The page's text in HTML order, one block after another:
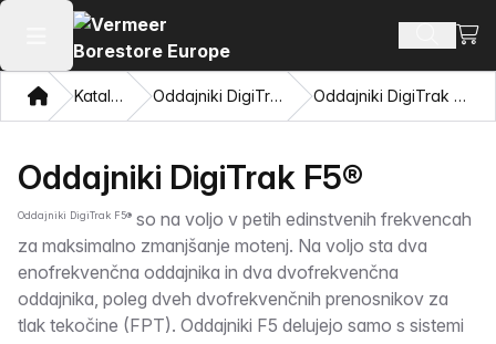
Odpri glavni meni Iskanje
Doma Katalog Oddajniki DigiTrak® Oddajniki DigiTrak F5®
Oddajniki DigiTrak F5®
Oddajniki DigiTrak F5® so na voljo v petih edinstvenih frekvencah
za maksimalno zmanjšanje motenj. Na voljo sta dva
enofrekvenčna oddajnika in dva dvofrekvenčna
oddajnika, poleg dveh dvofrekvenčnih prenosnikov za
tlak tekočine (FPT). Oddajniki F5 delujejo samo s sistemi